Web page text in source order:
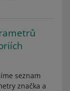
seznam
značka a